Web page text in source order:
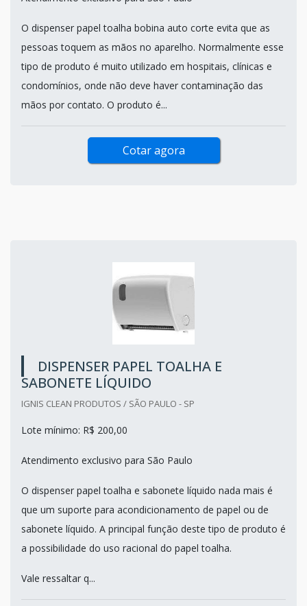
O dispenser papel toalha bobina auto corte evita que as
pessoas toquem as mãos no aparelho. Normalmente esse
tipo de produto é muito utilizado em hospitais, clínicas e
condomínios, onde não deve haver contaminação das
mãos por contato. O produto é...
Cotar agora
DISPENSER PAPEL TOALHA E
SABONETE LÍQUIDO
IGNIS CLEAN PRODUTOS / SÃO PAULO - SP
Lote mínimo: R$ 200,00
Atendimento exclusivo para São Paulo
O dispenser papel toalha e sabonete líquido nada mais é
que um suporte para acondicionamento de papel ou de
sabonete líquido. A principal função deste tipo de produto é
a possibilidade do uso racional do papel toalha.
Vale ressaltar q...